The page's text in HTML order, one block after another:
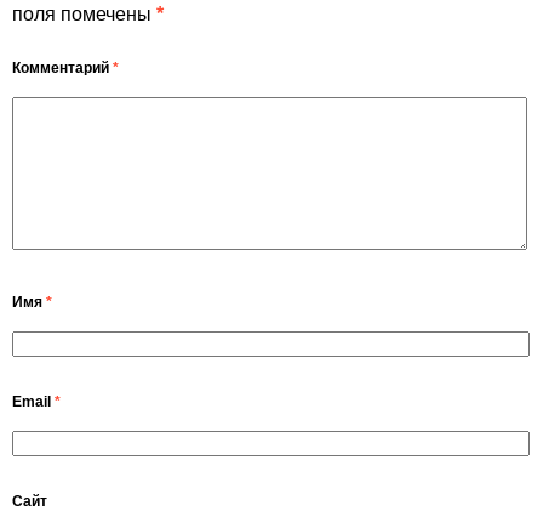
поля помечены *
Комментарий *
Имя *
Email *
Сайт